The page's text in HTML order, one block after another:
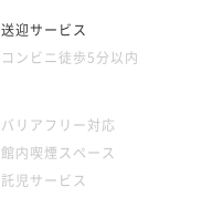
送迎サービス
コンビニ徒歩5分以内
バリアフリー対応
館内喫煙スペース
託児サービス